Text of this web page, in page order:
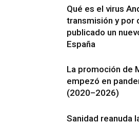
Qué es el virus
transmisión y por
publicado un
España
La promoción de
empezó en
(2020–2026)
Sanidad reanuda